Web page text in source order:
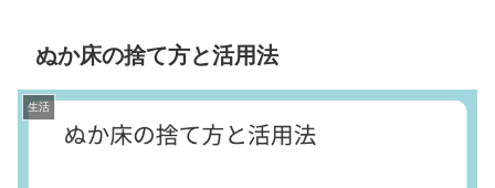
ぬか床の捨て方と活用法
生活